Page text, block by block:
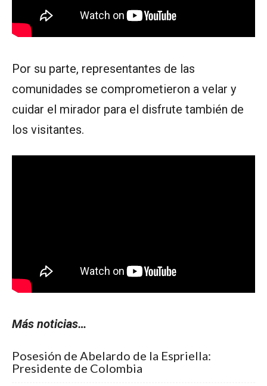
Por su parte, representantes de las
comunidades se comprometieron a velar y
cuidar el mirador para el disfrute también de
los visitantes.
Más noticias…
Posesión de Abelardo de la Espriella:
Presidente de Colombia